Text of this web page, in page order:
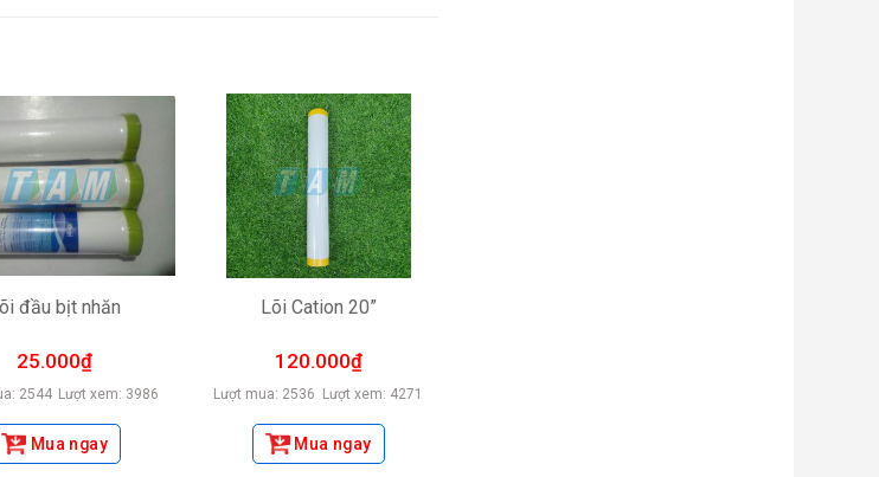
đầu bịt nhăn
25.000₫
2544 Lượt xem: 3986
Mua ngay
Lõi Cation 20”
120.000₫
Lượt mua: 2536 Lượt xem: 4271
Mua ngay